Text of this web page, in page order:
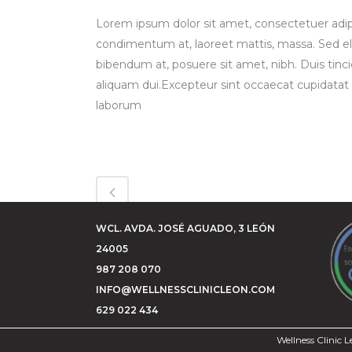
Lorem ipsum dolor sit amet, consectetuer
condimentum at, laoreet mattis, massa. Sed
bibendum at, posuere sit amet, nibh. Duis
aliquam dui.Excepteur sint occaecat
laborum
WCL. AVDA. JOSÉ AGUADO, 3 LEÓN
24005
987 208 070
INFO@WELLNESSCLINICLEON.COM
629 022 434
Wellness Clinic